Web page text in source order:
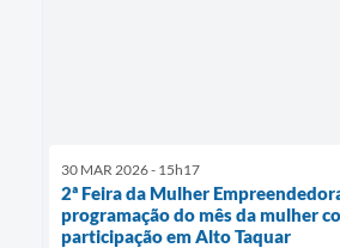
30 MAR 2026 - 15h17
2ª Feira da Mulher
programação do mês da mulher
participação em Alto Taquar